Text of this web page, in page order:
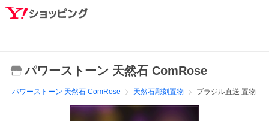
パワーストーン 天然石 ComRose
パワーストーン 天然石 ComRose 天然石彫刻置物 ブラジル直送 置物